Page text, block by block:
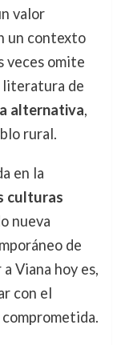
valor
un contexto
veces omite
literatura de
alternativa,
rural.
en la
culturas
nueva
de
Viana hoy es,
con el